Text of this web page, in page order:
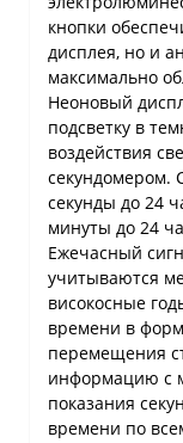
кнопки
дисплея, но и
максимально
Неоновый
подсветку в
воздействия
секундомером.
секунды до 24
минуты до 24
Ежечасный
учитываются
високосные
времени в
перемещения
информацию с
показания
времени по